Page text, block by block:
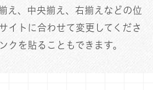
え、中央揃え、右揃えなどの位
イトに合わせて変更してくださ
クを貼ることもできます。